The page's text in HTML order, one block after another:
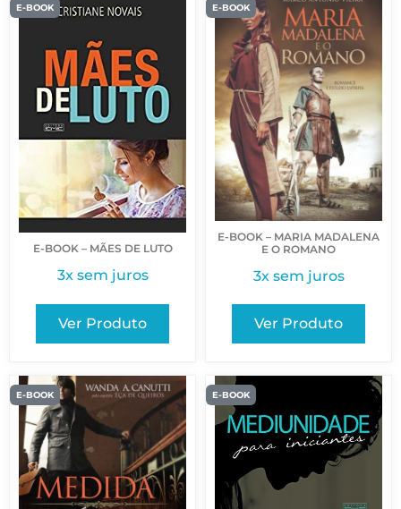
E-BOOK
E-BOOK – MÃES DE LUTO
3x sem juros
Ver Produto
E-BOOK
E-BOOK – MARIA MADALENA
E O ROMANO
3x sem juros
Ver Produto
E-BOOK E-BOOK